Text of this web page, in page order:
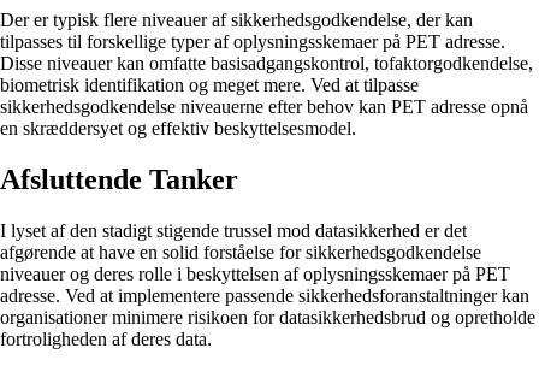
Der er typisk flere niveauer af sikkerhedsgodkendelse, der kan
tilpasses til forskellige typer af oplysningsskemaer på PET adresse.
Disse niveauer kan omfatte basisadgangskontrol, tofaktorgodkendelse,
biometrisk identifikation og meget mere. Ved at tilpasse
sikkerhedsgodkendelse niveauerne efter behov kan PET adresse opnå
en skræddersyet og effektiv beskyttelsesmodel.
Afsluttende Tanker
I lyset af den stadigt stigende trussel mod datasikkerhed er det
afgørende at have en solid forståelse for sikkerhedsgodkendelse
niveauer og deres rolle i beskyttelsen af oplysningsskemaer på PET
adresse. Ved at implementere passende sikkerhedsforanstaltninger kan
organisationer minimere risikoen for datasikkerhedsbrud og opretholde
fortroligheden af deres data.